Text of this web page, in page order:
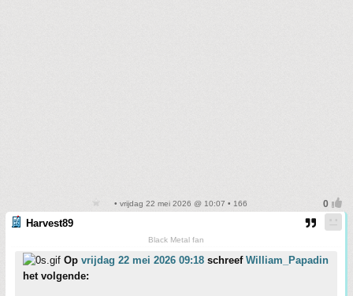
• vrijdag 22 mei 2026 @ 10:07 • 166
Harvest89
Black Metal fan
Op vrijdag 22 mei 2026 09:18 schreef William_Papadin
het volgende: